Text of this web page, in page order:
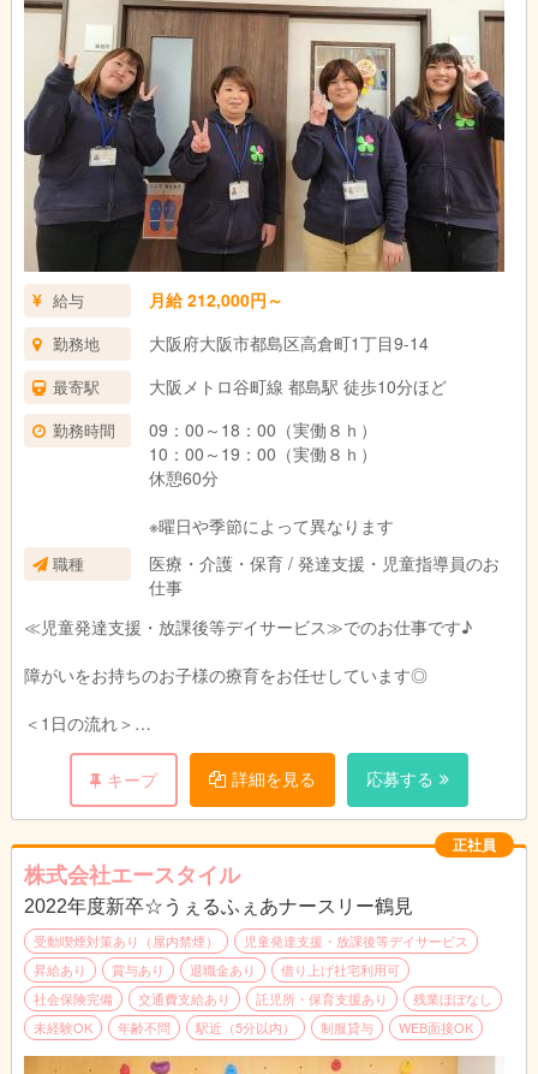
給与 月給 212,000円～
勤務地 大阪府大阪市都島区高倉町1丁目9-14
最寄駅 大阪メトロ谷町線 都島駅 徒歩10分ほど
勤務時間
09：00～18：00（実働８ｈ）
10：00～19：00（実働８ｈ）
休憩60分
※曜日や季節によって異なります
職種
医療・介護・保育 / 発達支援・児童指導員のお
仕事
≪児童発達支援・放課後等デイサービス≫でのお仕事です♪
障がいをお持ちのお子様の療育をお任せしています◎
＜1日の流れ＞
午前中はお子様のご自宅にお迎えに行きます♪
運転できるスタッフと指導員が2人一組で送迎していますので安
心してくださいね♪
施設内では、午後からのレクリエーションや工作、学習プリント
の準備などを行います。
午後からは学校へ通っているお子様のお迎えに行きます♪
施設に着いた子からおやつを食べていただいたり、宿題を行いま
す。
お子さまの苦手なことをサポートしてくださいね☆
また体を動かしたり、工作などのあそびで、様々な面からお子様
にアプローチしていただきます♪
一緒に楽しく遊びながら、成長をサポートしてくださいね☆
キープ 詳細を見る 応募する
正社員
株式会社エースタイル
2022年度新卒☆うぇるふぇあナースリー鶴見
受動喫煙対策あり（屋内禁煙）
児童発達支援・放課後等デイサービス
昇給あり
賞与あり 退職金あり
借り上げ社宅利用可
社会保険完備
交通費支給あり 託児所・保育支援あり
残業ほぼなし
未経験OK
年齢不問 駅近（5分以内） 制服貸与 WEB面接OK